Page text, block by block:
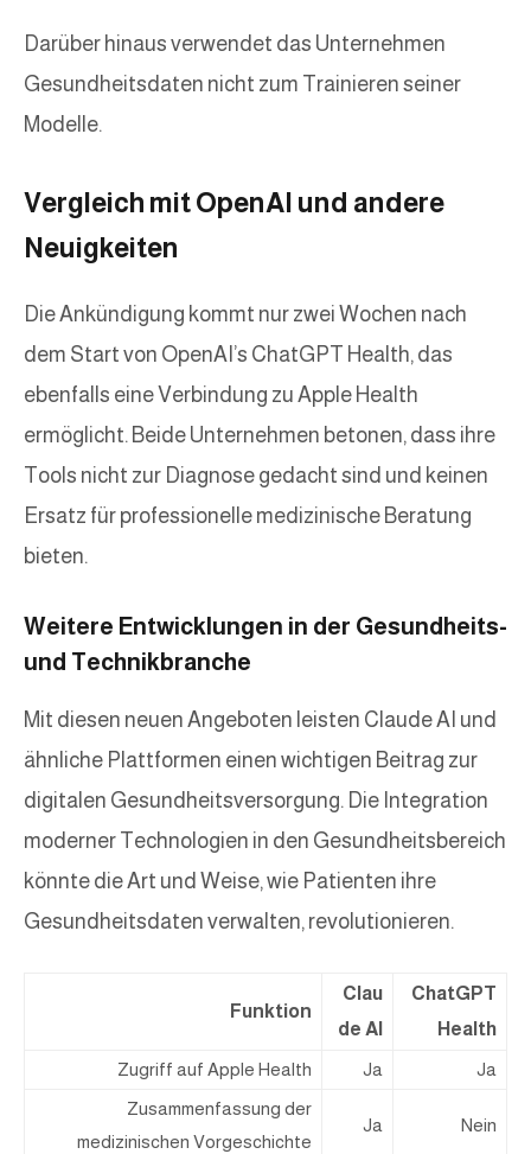
Darüber hinaus verwendet das Unternehmen
Gesundheitsdaten nicht zum Trainieren seiner
Modelle.
Vergleich mit OpenAI und andere
Neuigkeiten
Die Ankündigung kommt nur zwei Wochen nach
dem Start von OpenAI’s ChatGPT Health, das
ebenfalls eine Verbindung zu Apple Health
ermöglicht. Beide Unternehmen betonen, dass ihre
Tools nicht zur Diagnose gedacht sind und keinen
Ersatz für professionelle medizinische Beratung
bieten.
Weitere Entwicklungen in der Gesundheits-
und Technikbranche
Mit diesen neuen Angeboten leisten Claude AI und
ähnliche Plattformen einen wichtigen Beitrag zur
digitalen Gesundheitsversorgung. Die Integration
moderner Technologien in den Gesundheitsbereich
könnte die Art und Weise, wie Patienten ihre
Gesundheitsdaten verwalten, revolutionieren.
Funktion
Clau
de AI
ChatGPT
Health
Zugriff auf Apple Health
Ja
Ja
Zusammenfassung der
medizinischen Vorgeschichte
Ja Nein